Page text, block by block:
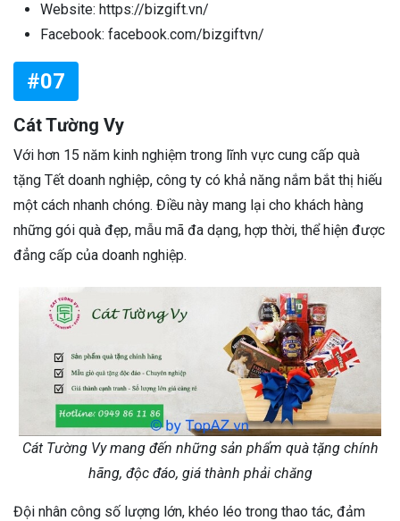
Website: https://bizgift.vn/
Facebook: facebook.com/bizgiftvn/
#07
Cát Tường Vy
Với hơn 15 năm kinh nghiệm trong lĩnh vực cung cấp quà
tặng Tết doanh nghiệp, công ty có khả năng nắm bắt thị hiếu
một cách nhanh chóng. Điều này mang lại cho khách hàng
những gói quà đẹp, mẫu mã đa dạng, hợp thời, thể hiện được
đẳng cấp của doanh nghiệp.
Cát Tường Vy mang đến những sản phẩm quà tặng chính
hãng, độc đáo, giá thành phải chăng
Đội nhân công số lượng lớn, khéo léo trong thao tác, đảm